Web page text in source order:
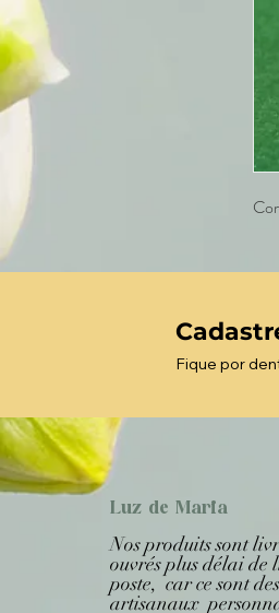
Fique por
Luz de Maria
Nos produits sont
ouvrés plus délai de
poste, car ce sont
artisanaux